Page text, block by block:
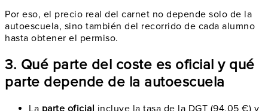
Por eso, el precio real del carnet no depende solo de la
autoescuela, sino también del recorrido de cada alumno
hasta obtener el permiso.
3. Qué parte del coste es oficial y qué
parte depende de la autoescuela
La parte oficial incluye la tasa de la DGT (94,05 €) y